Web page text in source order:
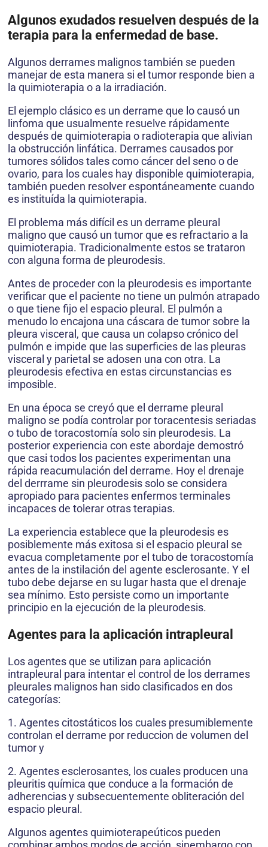
Algunos exudados resuelven después de la
terapia para la enfermedad de base.
Algunos derrames malignos también se pueden
manejar de esta manera si el tumor responde bien a
la quimioterapia o a la irradiación.
El ejemplo clásico es un derrame que lo causó un
linfoma que usualmente resuelve rápidamente
después de quimioterapia o radioterapia que alivian
la obstrucción linfática. Derrames causados por
tumores sólidos tales como cáncer del seno o de
ovario, para los cuales hay disponible quimioterapia,
también pueden resolver espontáneamente cuando
es instituída la quimioterapia.
El problema más difícil es un derrame pleural
maligno que causó un tumor que es refractario a la
quimioterapia. Tradicionalmente estos se trataron
con alguna forma de pleurodesis.
Antes de proceder con la pleurodesis es importante
verificar que el paciente no tiene un pulmón atrapado
o que tiene fijo el espacio pleural. El pulmón a
menudo lo encajona una cáscara de tumor sobre la
pleura visceral, que causa un colapso crónico del
pulmón e impide que las superficies de las pleuras
visceral y parietal se adosen una con otra. La
pleurodesis efectiva en estas circunstancias es
imposible.
En una época se creyó que el derrame pleural
maligno se podía controlar por toracentesis seriadas
o tubo de toracostomía solo sin pleurodesis. La
posterior experiencia con este abordaje demostró
que casi todos los pacientes experimentan una
rápida reacumulación del derrame. Hoy el drenaje
del derrrame sin pleurodesis solo se considera
apropiado para pacientes enfermos terminales
incapaces de tolerar otras terapias.
La experiencia establece que la pleurodesis es
posiblemente más exitosa si el espacio pleural se
evacua completamente por el tubo de toracostomía
antes de la instilación del agente esclerosante. Y el
tubo debe dejarse en su lugar hasta que el drenaje
sea mínimo. Esto persiste como un importante
principio en la ejecución de la pleurodesis.
Agentes para la aplicación intrapleural
Los agentes que se utilizan para aplicación
intrapleural para intentar el control de los derrames
pleurales malignos han sido clasificados en dos
categorías:
1. Agentes citostáticos los cuales presumiblemente
controlan el derrame por reduccion de volumen del
tumor y
2. Agentes esclerosantes, los cuales producen una
pleuritis química que conduce a la formación de
adherencias y subsecuentemente obliteración del
espacio pleural.
Algunos agentes quimioterapeúticos pueden